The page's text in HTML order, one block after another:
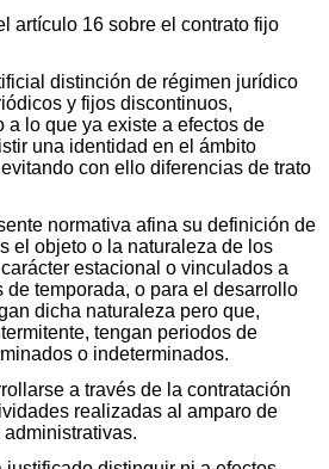
artículo 16 sobre el contrato fijo
distinción de régimen jurídico
y fijos discontinuos,
a lo que ya existe a efectos de
una identidad en el ámbito
con ello diferencias de trato
normativa afina su definición de
el objeto o la naturaleza de los
estacional o vinculados a
temporada, o para el desarrollo
dicha naturaleza pero que,
tengan periodos de
o indeterminados.
a través de la contratación
realizadas al amparo de